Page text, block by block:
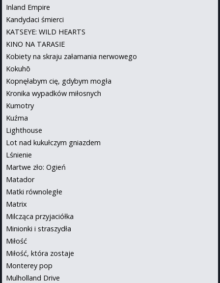
Inland Empire
Kandydaci śmierci
KATSEYE: WILD HEARTS
KINO NA TARASIE
Kobiety na skraju załamania nerwowego
Kokuhō
Kopnęłabym cię, gdybym mogła
Kronika wypadków miłosnych
Kumotry
Kuźma
Lighthouse
Lot nad kukułczym gniazdem
Lśnienie
Martwe zło: Ogień
Matador
Matki równoległe
Matrix
Milcząca przyjaciółka
Minionki i straszydła
Miłość
Miłość, która zostaje
Monterey pop
Mulholland Drive